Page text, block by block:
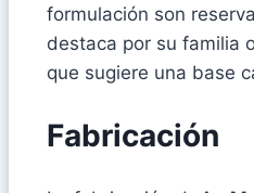
formulación son
destaca por su familia
que sugiere una base
Fabricación